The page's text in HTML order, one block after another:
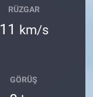
RÜZGAR
11 km/s
GÖRÜŞ